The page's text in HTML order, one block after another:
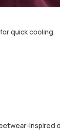
quick cooling.